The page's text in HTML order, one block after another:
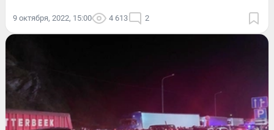
9 октября, 2022, 15:00 4 613 2